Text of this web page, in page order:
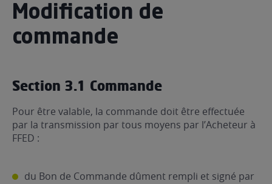
Modification de
commande
Section 3.1 Commande
Pour être valable, la commande doit être effectuée
par la transmission par tous moyens par l’Acheteur à
FFED :
du Bon de Commande dûment rempli et signé par